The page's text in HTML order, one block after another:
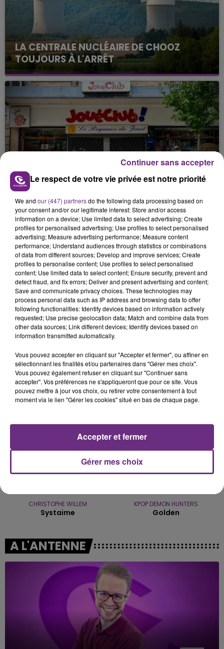
LA CENTRALE NUCLÉAIRE DE CHOOZ
TOUJOURS À L'ARRÊT
Cela fait déjà une semaine que la centrale
nucléaire ardennaise est à l'arrêt. Une situation
justifiée par la sécheresse intense qui est toujours
présente.
LE MAGASIN JOUÉCLUB DE REIMS FERME
SES PORTES
C'était l'une des institutions du centre-ville
rémois. Le magasin JouéClub est contraint de
fermer ses portes.
TITRES DIFFUSÉS
11h04
11h04
SHANIA TWAIN
That Don't Impress Me
Much
11h02
11h02
JEREMY FREROT
Frerot
10h58
10h58
CHRISTOPHE WILLEM
Systaime
10h55
10h55
KPOP DEMON HUNTERS
Golden
A L'ANTENNE
Le respect de votre vie privée est notre priorité
We and our (447) partnersdo the following data processing based on
your consent and/or our legitimate interest: Store and/or access
information on a device; Use limited data to select advertising; Create
profiles for personalised advertising; Use profiles to select personalised
advertising; Measure advertising performance; Measure content
performance; Understand audiences through statistics or combinations
of data from different sources; Develop and improve services; Create
profiles to personalise content; Use profiles to select personalised
content; Use limited data to select content; Ensure security, prevent and
detect fraud, and fix errors; Deliver and present advertising and content;
Save and communicate privacy choices. These technologies may
process personal data such as IP address and browsing data to offer
following functionalities: Identify devices based on information actively
requested; Use precise geolocation data; Match and combine data from
other data sources; Link different devices; Identify devices based on
information transmitted automatically.
Vous pouvez accepter en cliquant sur "Accepter et fermer", ou affiner en
sélectionnant les finalités et/ou partenaires dans "Gérer mes choix".
Vous pouvez également refuser en cliquant sur "Continuer sans
accepter". Vos préférences ne s'appliqueront que pour ce site. Vous
pouvez mettre à jour vos choix, ou retirer votre consentement à tout
moment via le lien "Gérer les cookies" situé en bas de chaque page.
Gérer mes choix
Accepter et fermer
Continuer sans accepter